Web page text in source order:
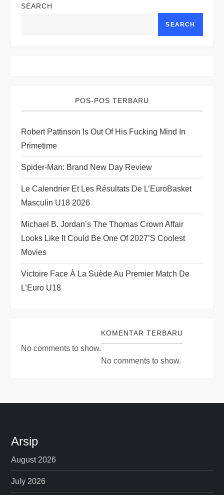
a
a
t
i
o
n
SEARCH
SEARCH
POS-POS TERBARU
Robert Pattinson Is Out Of His Fucking Mind In
Primetime
Spider-Man: Brand New Day Review
Le Calendrier Et Les Résultats De L’EuroBasket
Masculin U18 2026
Michael B. Jordan’s The Thomas Crown Affair
Looks Like It Could Be One Of 2027’s Coolest
Movies
Victoire Face À La Suède Au Premier Match De
L’Euro U18
No comments to show.
KOMENTAR TERBARU
No comments to show.
Arsip
August 2026
July 2026